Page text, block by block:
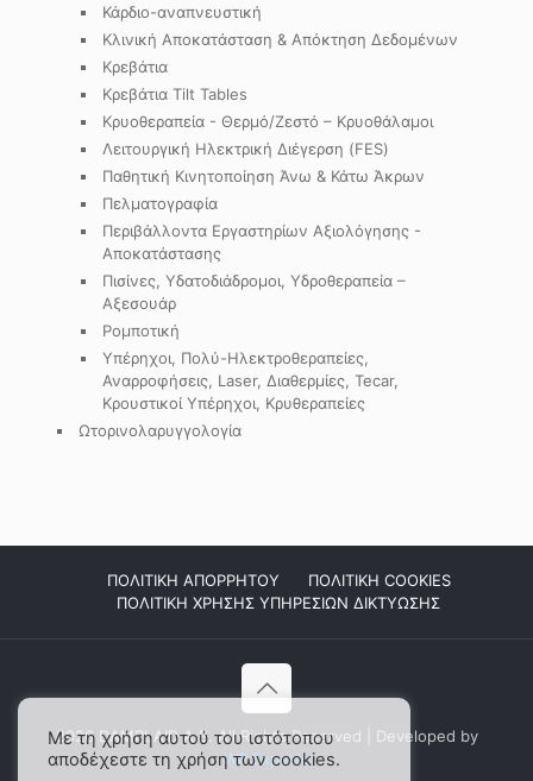
Κάρδιο-αναπνευστική
Κλινική Αποκατάσταση & Απόκτηση Δεδομένων
Κρεβάτια
Κρεβάτια Tilt Tables
Κρυοθεραπεία - Θερμό/Ζεστό – Κρυοθάλαμοι
Λειτουργική Ηλεκτρική Διέγερση (FES)
Παθητική Κινητοποίηση Άνω & Κάτω Άκρων
Πελματογραφία
Περιβάλλοντα Εργαστηρίων Αξιολόγησης -
Αποκατάστασης
Πισίνες, Υδατοδιάδρομοι, Υδροθεραπεία –
Αξεσουάρ
Ρομποτική
Υπέρηχοι, Πολύ-Ηλεκτροθεραπείες,
Αναρροφήσεις, Laser, Διαθερμίες, Tecar,
Κρουστικοί Υπέρηχοι, Κρυθεραπείες
Ωτορινολαρυγγολογία
ΠΟΛΙΤΙΚΗ ΑΠΟΡΡΗΤΟΥ
ΠΟΛΙΤΙΚΗ COOKIES
ΠΟΛΙΤΙΚΗ ΧΡΗΣΗΣ ΥΠΗΡΕΣΙΩΝ ΔΙΚΤΥΩΣΗΣ
2026 DAMPLAID Α.Ε. All Rights Reserved | Developed by
WP Experts
Με τη χρήση αυτού του ιστότοπου
αποδέχεστε τη χρήση των cookies.